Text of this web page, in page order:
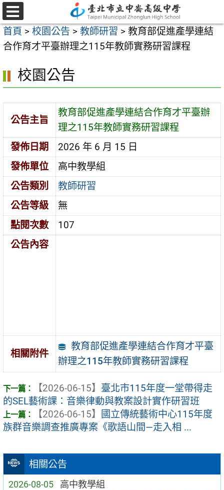
跳
至
主
要
容
選
單
首頁 > 校園公告 > 教師研習 > 教育部促進產學連結
合作育才平臺辦理之115年教師實務研習課程
相關公告
2026-08-05 高中教學組
校園公告
公告主旨
教育部促進產學連結合作育才平臺辦
理之115年教師實務研習課程
發佈日期
2026 年 6 月 15 日
發佈單位
高中教學組
公告類別
教師研習
公告等級
無
點閱次數
107
公告內容
相關附件
教育部促進產學連結合作育才平臺
辦理之115年教師實務研習課程
【2026-06-15】 臺北市115年度一堂帶得走
的SEL藝術課：音樂律動與教案設計實作研習班
【2026-06-15】
國立傳統藝術中心115年度
族群音樂調查推廣專案《歌語山間—走入相 ...